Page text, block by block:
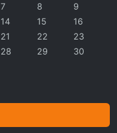
7 8
9
14 15
16
21 22
23
28 29
30